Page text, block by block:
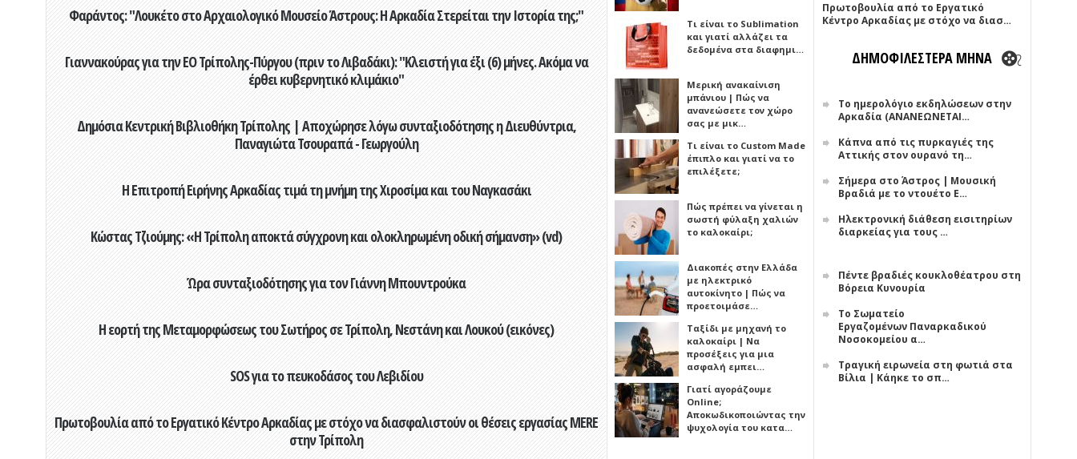
Φαράντος: "Λουκέτο στο Αρχαιολογικό Μουσείο Άστρους: Η Αρκαδία Στερείται την Ιστορία της;"
Γιαννακούρας για την EO Τρίπολης-Πύργου (πριν το Λιβαδάκι): "Κλειστή για έξι (6) μήνες. Ακόμα να
έρθει κυβερνητικό κλιμάκιο"
Δημόσια Κεντρική Βιβλιοθήκη Τρίπολης | Αποχώρησε λόγω συνταξιοδότησης η Διευθύντρια,
Παναγιώτα Τσουραπά - Γεωργούλη
Η Επιτροπή Ειρήνης Αρκαδίας τιμά τη μνήμη της Χιροσίμα και του Ναγκασάκι
Κώστας Τζιούμης: «Η Τρίπολη αποκτά σύγχρονη και ολοκληρωμένη οδική σήμανση» (vd)
Ώρα συνταξιοδότησης για τον Γιάννη Μπουντρούκα
Η εορτή της Μεταμορφώσεως του Σωτήρος σε Τρίπολη, Νεστάνη και Λουκού (εικόνες)
SOS για το πευκοδάσος του Λεβιδίου
Πρωτοβουλία από το Εργατικό Κέντρο Αρκαδίας με στόχο να διασφαλιστούν οι θέσεις εργασίας MERE
στην Τρίπολη
Τι είναι το Sublimation
και γιατί αλλάζει τα
δεδομένα στα διαφημι…
Μερική ανακαίνιση
μπάνιου | Πώς να
ανανεώσετε τον χώρο
σας με μικ…
Τι είναι το Custom Made
έπιπλο και γιατί να το
επιλέξετε;
Πώς πρέπει να γίνεται η
σωστή φύλαξη χαλιών
το καλοκαίρι;
Διακοπές στην Ελλάδα
με ηλεκτρικό
αυτοκίνητο | Πώς να
προετοιμάσε…
Ταξίδι με μηχανή το
καλοκαίρι | Να
προσέξεις για μια
ασφαλή εμπει…
Γιατί αγοράζουμε
Online;
Αποκωδικοποιώντας την
ψυχολογία του κατα…
Πρωτοβουλία από το Εργατικό
Κέντρο Αρκαδίας με στόχο να διασ…
ΔΗΜΟΦΙΛΕΣΤΕΡΑ ΜΗΝΑ
Το ημερολόγιο εκδηλώσεων στην
Αρκαδία (ΑΝΑΝΕΩΝΕΤΑΙ…
Κάπνα από τις πυρκαγιές της
Αττικής στον ουρανό τη…
Σήμερα στο Άστρος | Μουσική
Βραδιά με το ντουέτο Ε…
Ηλεκτρονική διάθεση εισιτηρίων
διαρκείας για τους …
Πέντε βραδιές κουκλοθέατρου στη
Βόρεια Κυνουρία
Το Σωματείο
Εργαζομένων Παναρκαδικού
Νοσοκομείου α…
Τραγική ειρωνεία στη φωτιά στα
Βίλια | Κάηκε το σπ…